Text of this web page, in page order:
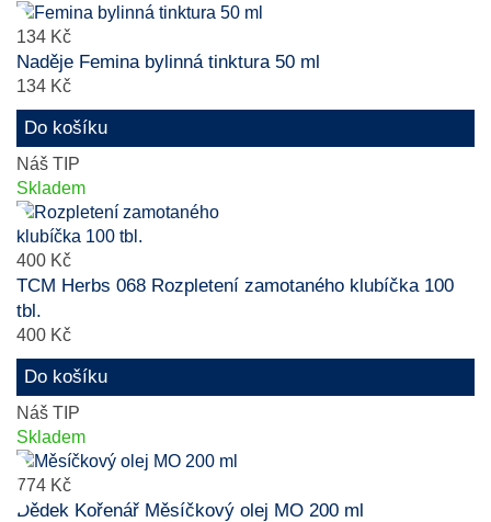
134 Kč
Naděje Femina bylinná tinktura 50 ml
134 Kč
Do košíku
Náš TIP
Skladem
400 Kč
TCM Herbs 068 Rozpletení zamotaného klubíčka 100
tbl.
400 Kč
Do košíku
Náš TIP
Skladem
774 Kč
Dědek Kořenář Měsíčkový olej MO 200 ml